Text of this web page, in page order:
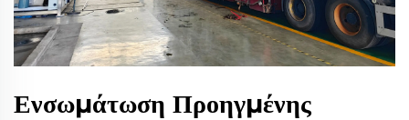
Ενσωμάτωση Προηγμένης